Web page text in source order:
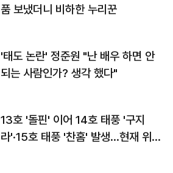
품 보냈더니 비하한 누리꾼
'태도 논란' 정준원 "난 배우 하면 안
되는 사람인가? 생각 했다"
13호 '돌핀' 이어 14호 태풍 '구지
라'·15호 태풍 '찬홈' 발생…현재 위